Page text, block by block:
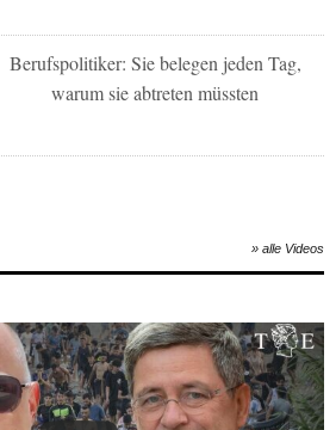
Berufspolitiker: Sie belegen jeden Tag,
warum sie abtreten müssten
» alle Videos